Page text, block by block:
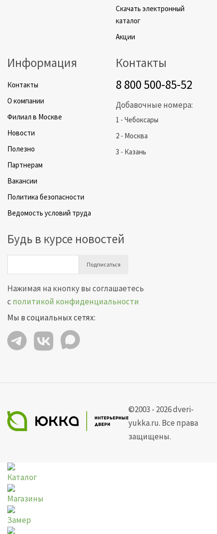
Скачать электронный
каталог
Акции
Информация
Контакты
О компании
Филиал в Москве
Новости
Полезно
Партнерам
Вакансии
Политика безопасности
Ведомость условий труда
Контакты
8 800 500-85-52
Добавочные номера:
1 - Чебоксары
2 - Москва
3 - Казань
Будь в курсе новостей
Подписаться
Нажимая на кнопку вы соглашаетесь
с политикой конфиденциальности
Мы в социальных сетях:
©2003 - 2026 dveri-
yukka.ru. Все права
защищены.
Каталог
Магазины
Замер